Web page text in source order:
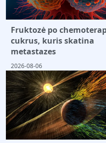
Fruktozė po
cukrus, kuris skatina
metastazes
2026-08-06